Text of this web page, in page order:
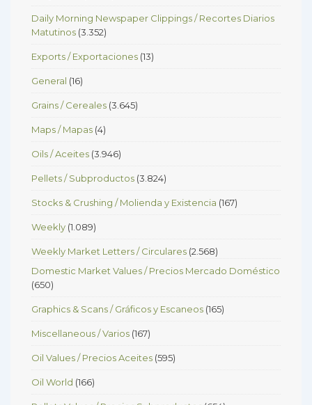
Daily Morning Newspaper Clippings / Recortes Diarios
Matutinos (3.352)
Exports / Exportaciones (13)
General (16)
Grains / Cereales (3.645)
Maps / Mapas (4)
Oils / Aceites (3.946)
Pellets / Subproductos (3.824)
Stocks & Crushing / Molienda y Existencia (167)
Weekly (1.089)
Weekly Market Letters / Circulares (2.568)
Domestic Market Values / Precios Mercado Doméstico
(650)
Graphics & Scans / Gráficos y Escaneos (165)
Miscellaneous / Varios (167)
Oil Values / Precios Aceites (595)
Oil World (166)